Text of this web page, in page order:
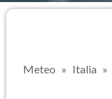
Meteo Italia